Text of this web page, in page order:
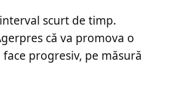
scurt de timp.
că va promova o
progresiv, pe măsură